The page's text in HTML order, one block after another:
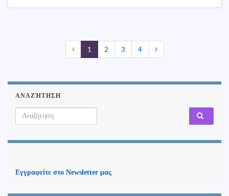
1 2 3 4
ΑΝΑΖΉΤΗΣΗ
Search for:
Εγγραφείτε στο Newsletter μας